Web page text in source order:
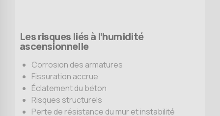
Les risques liés à l’humidité
ascensionnelle
Corrosion des armatures
Fissuration accrue
Éclatement du béton
Risques structurels
Perte de résistance du mur et instabilité